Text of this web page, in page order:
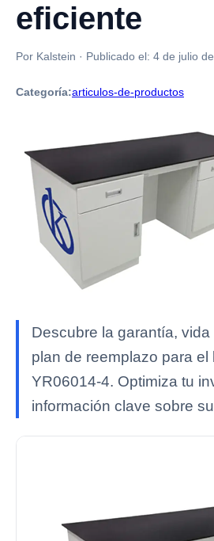
eficiente
Por Kalstein · Publicado el: 4 de julio
Categoría:articulos-de-productos
Descubre la garantía,
plan de reemplazo para el
YR06014-4. Optimiza tu
información clave sobre